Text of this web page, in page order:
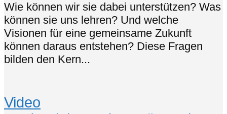
Wie können wir sie dabei unterstützen? Was
können sie uns lehren? Und welche
Visionen für eine gemeinsame Zukunft
können daraus entstehen? Diese Fragen
bilden den Kern...
Video